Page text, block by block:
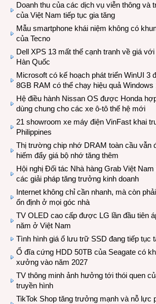
Doanh thu của các dịch vụ viễn thông và
của Việt Nam tiếp tục gia tăng
Mẫu smartphone khái niệm không có
của Tecno
Dell XPS 13 mất thế cạnh tranh về giá
Hàn Quốc
Microsoft có kế hoạch phát triển WinUI 3
8GB RAM có thể chạy hiệu quả Windows
Hệ điều hành Nissan OS được Honda
dùng chung cho các xe ô-tô thế hệ mới
21 showroom xe máy điện VinFast khai
Philippines
Thị trường chip nhớ DRAM toàn cầu vẫn
hiếm đẩy giá bộ nhớ tăng thêm
Hội nghị Đối tác Nhà hàng Grab Việt
các giải pháp tăng trưởng kinh doanh
Internet không chỉ cần nhanh, mà còn
ổn định ở mọi góc nhà
TV OLED cao cấp được LG lần đầu tiên
năm ở Việt Nam
Tình hình giá ổ lưu trữ SSD đang tiếp tục
Ổ đĩa cứng HDD 50TB của Seagate có
xưởng vào năm 2027
TV thông minh ảnh hưởng tới thói quen
truyền hình
TikTok Shop tăng trưởng mạnh và nỗ lực